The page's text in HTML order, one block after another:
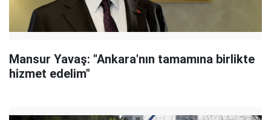
Mansur Yavaş: "Ankara'nın tamamına birlikte
hizmet edelim"